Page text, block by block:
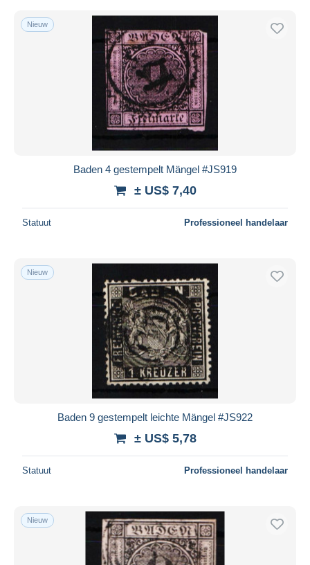
Nieuw
Baden 4 gestempelt Mängel #JS919
± US$ 7,40
Statuut Professioneel handelaar
Nieuw
Baden 9 gestempelt leichte Mängel #JS922
± US$ 5,78
Statuut Professioneel handelaar
Nieuw